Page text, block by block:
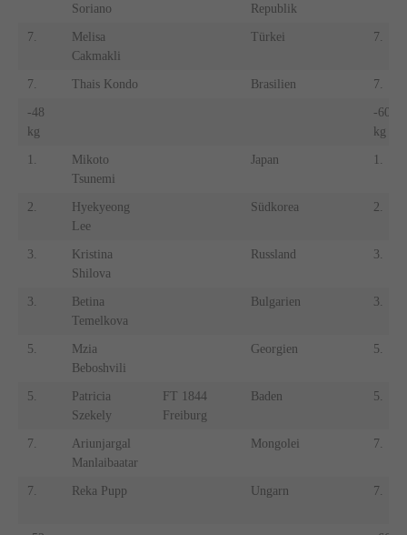
Soriano
Republik
7.
Melisa
Cakmakli
Türkei 7.
7. Thais Kondo Brasilien 7.
-48
kg
-60
kg
1.
Mikoto
Tsunemi
Japan 1.
2.
Hyekyeong
Lee
Südkorea 2.
3.
Kristina
Shilova
Russland 3.
3.
Betina
Temelkova
Bulgarien 3.
5.
Mzia
Beboshvili
Georgien 5.
5.
Patricia
Szekely
FT 1844
Freiburg
Baden 5.
7.
Ariunjargal
Manlaibaatar
Mongolei 7.
7. Reka Pupp Ungarn 7.